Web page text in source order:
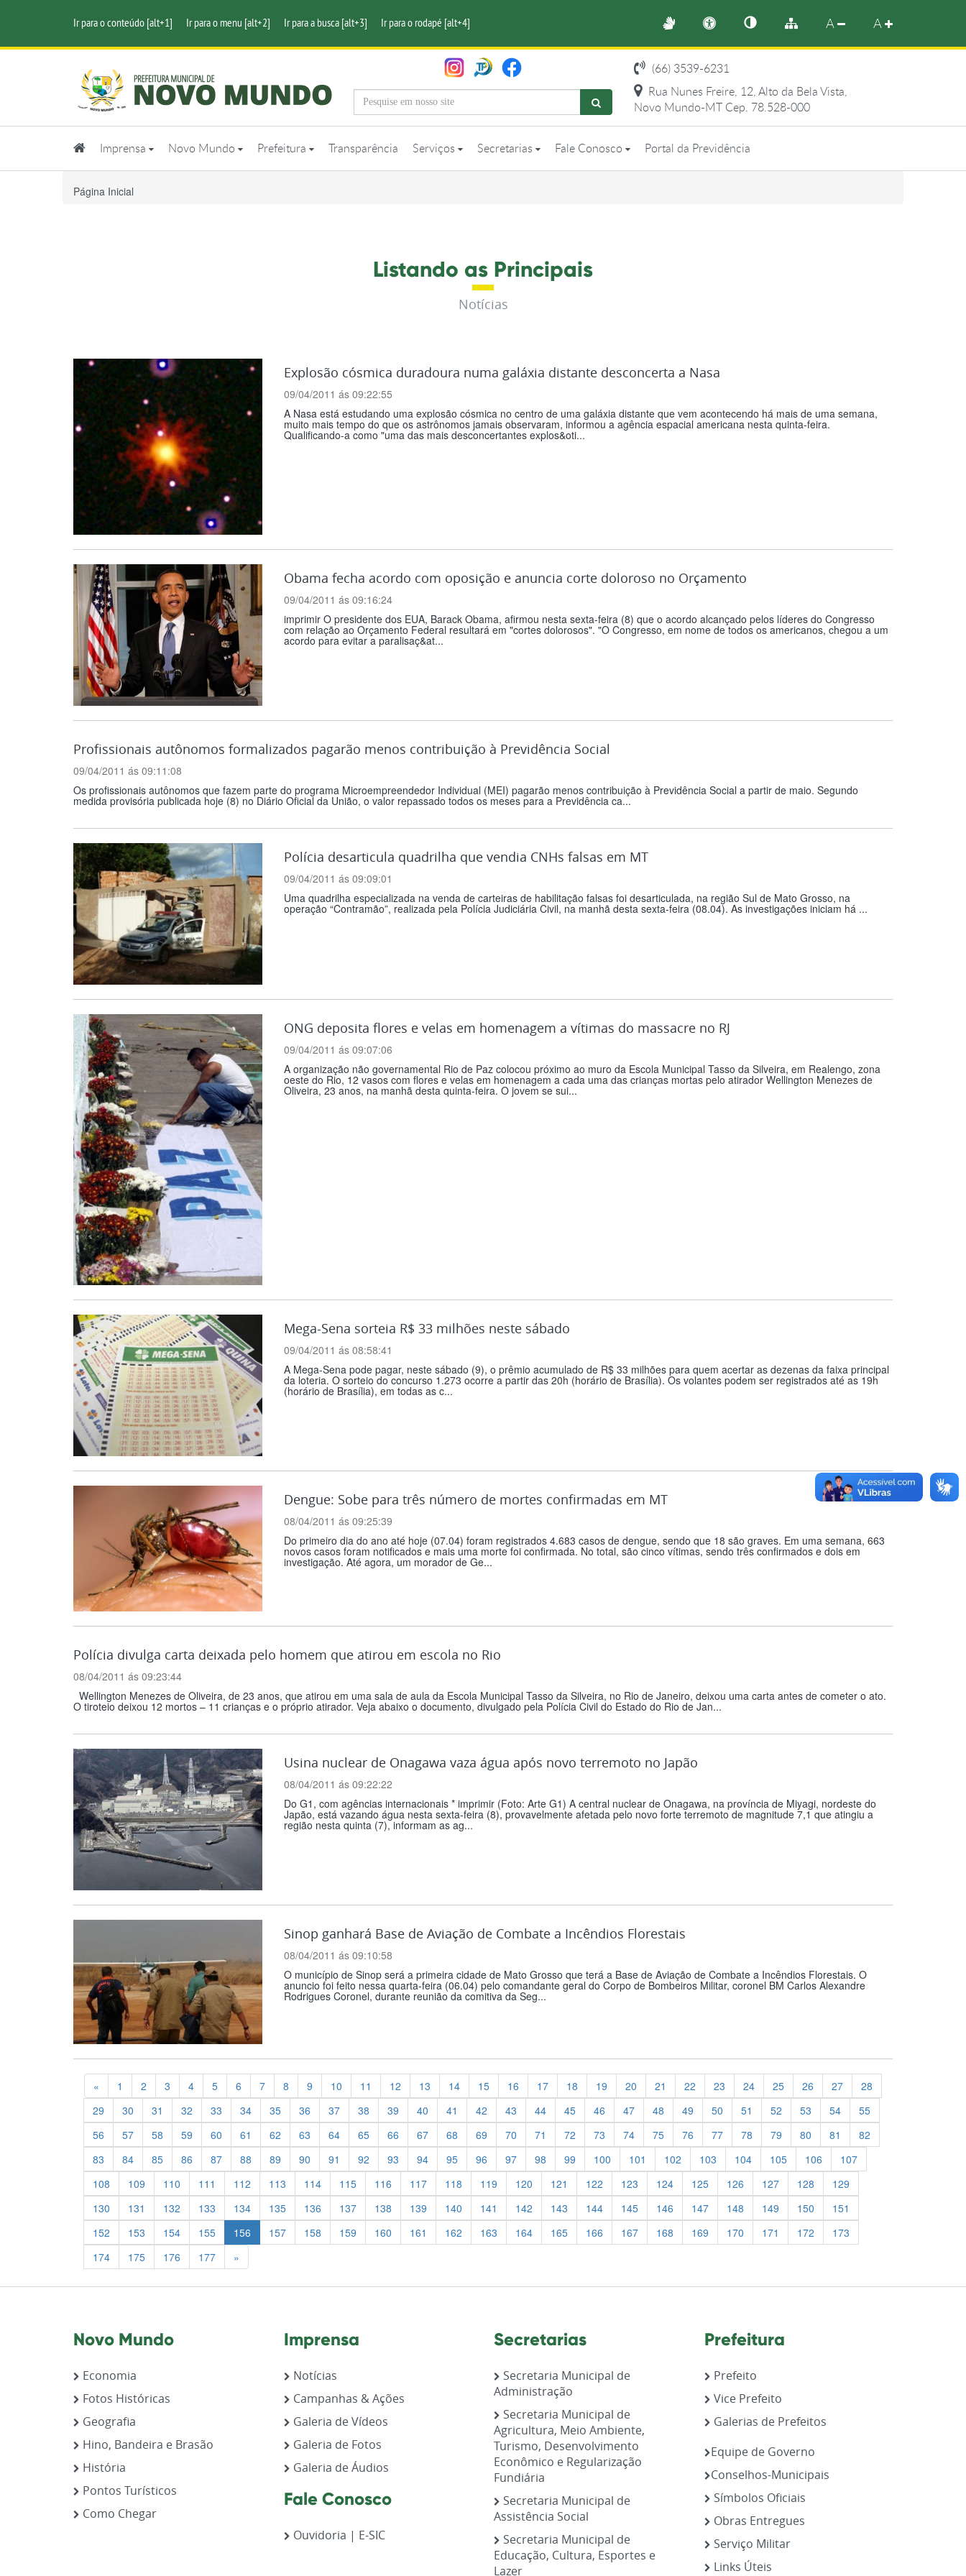
Ir para o conteúdo [alt+1] Ir para o menu [alt+2] Ir para a busca [alt+3] Ir para o rodapé [alt+4] A A
(66) 3539-6231
Rua Nunes Freire, 12, Alto da Bela Vista,
Novo Mundo-MT Cep. 78.528-000
Imprensa Novo Mundo Prefeitura Transparência Serviços Secretarias Fale Conosco Portal da Previdência
Página Inicial
Listando as Principais
Notícias
Explosão cósmica duradoura numa galáxia distante desconcerta a Nasa
09/04/2011 ás 09:22:55
A Nasa está estudando uma explosão cósmica no centro de uma galáxia distante que vem acontecendo há mais de uma semana,
muito mais tempo do que os astrônomos jamais observaram, informou a agência espacial americana nesta quinta-feira.
Qualificando-a como "uma das mais desconcertantes explos&oti...
Obama fecha acordo com oposição e anuncia corte doloroso no Orçamento
09/04/2011 ás 09:16:24
imprimir O presidente dos EUA, Barack Obama, afirmou nesta sexta-feira (8) que o acordo alcançado pelos líderes do Congresso
com relação ao Orçamento Federal resultará em "cortes dolorosos". "O Congresso, em nome de todos os americanos, chegou a um
acordo para evitar a paralisaç&at...
Profissionais autônomos formalizados pagarão menos contribuição à Previdência Social
09/04/2011 ás 09:11:08
Os profissionais autônomos que fazem parte do programa Microempreendedor Individual (MEI) pagarão menos contribuição à Previdência Social a partir de maio. Segundo
medida provisória publicada hoje (8) no Diário Oficial da União, o valor repassado todos os meses para a Previdência ca...
Polícia desarticula quadrilha que vendia CNHs falsas em MT
09/04/2011 ás 09:09:01
Uma quadrilha especializada na venda de carteiras de habilitação falsas foi desarticulada, na região Sul de Mato Grosso, na
operação “Contramão”, realizada pela Polícia Judiciária Civil, na manhã desta sexta-feira (08.04). As investigações iniciam há ...
ONG deposita flores e velas em homenagem a vítimas do massacre no RJ
09/04/2011 ás 09:07:06
A organização não governamental Rio de Paz colocou próximo ao muro da Escola Municipal Tasso da Silveira, em Realengo, zona
oeste do Rio, 12 vasos com flores e velas em homenagem a cada uma das crianças mortas pelo atirador Wellington Menezes de
Oliveira, 23 anos, na manhã desta quinta-feira. O jovem se sui...
Mega-Sena sorteia R$ 33 milhões neste sábado
09/04/2011 ás 08:58:41
A Mega-Sena pode pagar, neste sábado (9), o prêmio acumulado de R$ 33 milhões para quem acertar as dezenas da faixa principal
da loteria. O sorteio do concurso 1.273 ocorre a partir das 20h (horário de Brasília). Os volantes podem ser registrados até as 19h
(horário de Brasília), em todas as c...
Dengue: Sobe para três número de mortes confirmadas em MT
08/04/2011 ás 09:25:39
Do primeiro dia do ano até hoje (07.04) foram registrados 4.683 casos de dengue, sendo que 18 são graves. Em uma semana, 663
novos casos foram notificados e mais uma morte foi confirmada. No total, são cinco vítimas, sendo três confirmados e dois em
investigação. Até agora, um morador de Ge...
Polícia divulga carta deixada pelo homem que atirou em escola no Rio
08/04/2011 ás 09:23:44
Wellington Menezes de Oliveira, de 23 anos, que atirou em uma sala de aula da Escola Municipal Tasso da Silveira, no Rio de Janeiro, deixou uma carta antes de cometer o ato.
O tiroteio deixou 12 mortos – 11 crianças e o próprio atirador. Veja abaixo o documento, divulgado pela Polícia Civil do Estado do Rio de Jan...
Usina nuclear de Onagawa vaza água após novo terremoto no Japão
08/04/2011 ás 09:22:22
Do G1, com agências internacionais * imprimir (Foto: Arte G1) A central nuclear de Onagawa, na província de Miyagi, nordeste do
Japão, está vazando água nesta sexta-feira (8), provavelmente afetada pelo novo forte terremoto de magnitude 7,1 que atingiu a
região nesta quinta (7), informam as ag...
Sinop ganhará Base de Aviação de Combate a Incêndios Florestais
08/04/2011 ás 09:10:58
O município de Sinop será a primeira cidade de Mato Grosso que terá a Base de Aviação de Combate a Incêndios Florestais. O
anuncio foi feito nessa quarta-feira (06.04) pelo comandante geral do Corpo de Bombeiros Militar, coronel BM Carlos Alexandre
Rodrigues Coronel, durante reunião da comitiva da Seg...
« Previous
1 2 3 4 5 6 7 8 9 10 11 12 13 14 15 16 17 18 19 20 21 22 23 24 25 26 27
28
29
30 31 32 33 34 35 36 37 38 39 40 41 42 43 44 45 46 47 48 49 50 51 52 53 54
55
56
57 58 59 60 61 62 63 64 65 66 67 68 69 70 71 72 73 74 75 76 77 78 79 80 81
82
83
84 85 86 87 88 89 90 91 92 93 94 95 96 97 98 99 100 101 102 103 104 105 106
107
108
109 110 111 112 113 114 115 116 117 118 119 120 121 122 123 124 125 126 127 128
129
130
131 132 133 134 135 136 137 138 139 140 141 142 143 144 145 146 147 148 149 150
151
152
153 154 155 156 157 158 159 160 161 162 163 164 165 166 167 168 169 170 171 172
173
174
175 176 177 »
Novo Mundo
Economia
Fotos Históricas
Geografia
Hino, Bandeira e Brasão
História
Pontos Turísticos
Como Chegar
Imprensa
Notícias
Campanhas & Ações
Galeria de Vídeos
Galeria de Fotos
Galeria de Áudios
Fale Conosco
Ouvidoria | E-SIC
Secretarias
Secretaria Municipal de
Administração
Secretaria Municipal de
Agricultura, Meio Ambiente,
Turismo, Desenvolvimento
Econômico e Regularização
Fundiária
Secretaria Municipal de
Assistência Social
Secretaria Municipal de
Educação, Cultura, Esportes e
Lazer
Prefeitura
Prefeito
Vice Prefeito
Galerias de Prefeitos
Equipe de Governo
Conselhos-Municipais
Símbolos Oficiais
Obras Entregues
Serviço Militar
Links Úteis